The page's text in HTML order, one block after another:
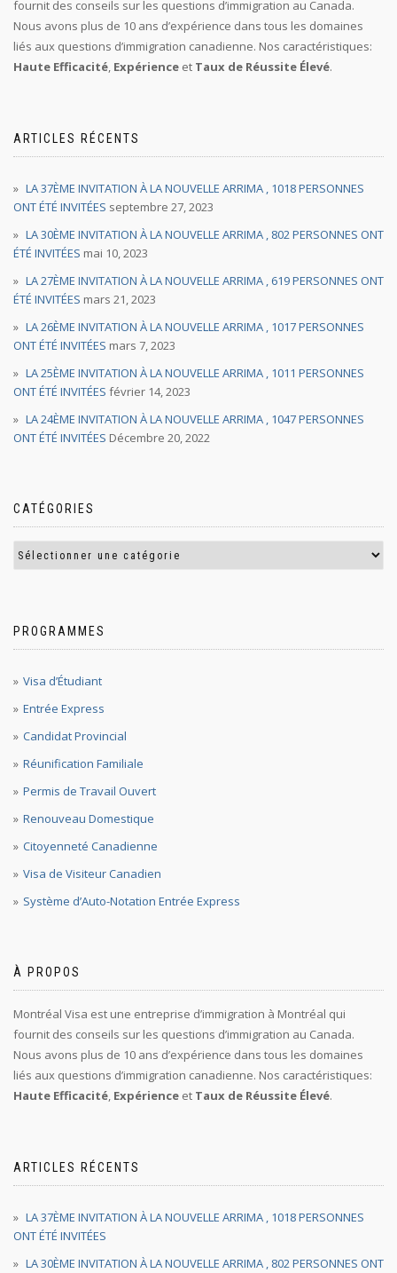
fournit des conseils sur les questions d’immigration au Canada.
Nous avons plus de 10 ans d’expérience dans tous les domaines
liés aux questions d’immigration canadienne. Nos caractéristiques:
Haute Efficacité, Expérience et Taux de Réussite Élevé.
ARTICLES RÉCENTS
LA 37ÈME INVITATION À LA NOUVELLE ARRIMA , 1018 PERSONNES
ONT ÉTÉ INVITÉES septembre 27, 2023
LA 30ÈME INVITATION À LA NOUVELLE ARRIMA , 802 PERSONNES ONT
ÉTÉ INVITÉES mai 10, 2023
LA 27ÈME INVITATION À LA NOUVELLE ARRIMA , 619 PERSONNES ONT
ÉTÉ INVITÉES mars 21, 2023
LA 26ÈME INVITATION À LA NOUVELLE ARRIMA , 1017 PERSONNES
ONT ÉTÉ INVITÉES mars 7, 2023
LA 25ÈME INVITATION À LA NOUVELLE ARRIMA , 1011 PERSONNES
ONT ÉTÉ INVITÉES février 14, 2023
LA 24ÈME INVITATION À LA NOUVELLE ARRIMA , 1047 PERSONNES
ONT ÉTÉ INVITÉES Décembre 20, 2022
CATÉGORIES
PROGRAMMES
Visa d’Étudiant
Entrée Express
Candidat Provincial
Réunification Familiale
Permis de Travail Ouvert
Renouveau Domestique
Citoyenneté Canadienne
Visa de Visiteur Canadien
Système d’Auto-Notation Entrée Express
À PROPOS
Montréal Visa est une entreprise d’immigration à Montréal qui
fournit des conseils sur les questions d’immigration au Canada.
Nous avons plus de 10 ans d’expérience dans tous les domaines
liés aux questions d’immigration canadienne. Nos caractéristiques:
Haute Efficacité, Expérience et Taux de Réussite Élevé.
ARTICLES RÉCENTS
LA 37ÈME INVITATION À LA NOUVELLE ARRIMA , 1018 PERSONNES
ONT ÉTÉ INVITÉES
LA 30ÈME INVITATION À LA NOUVELLE ARRIMA , 802 PERSONNES ONT